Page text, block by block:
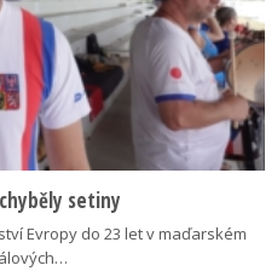
setiny
Evropy do 23 let v maďarském